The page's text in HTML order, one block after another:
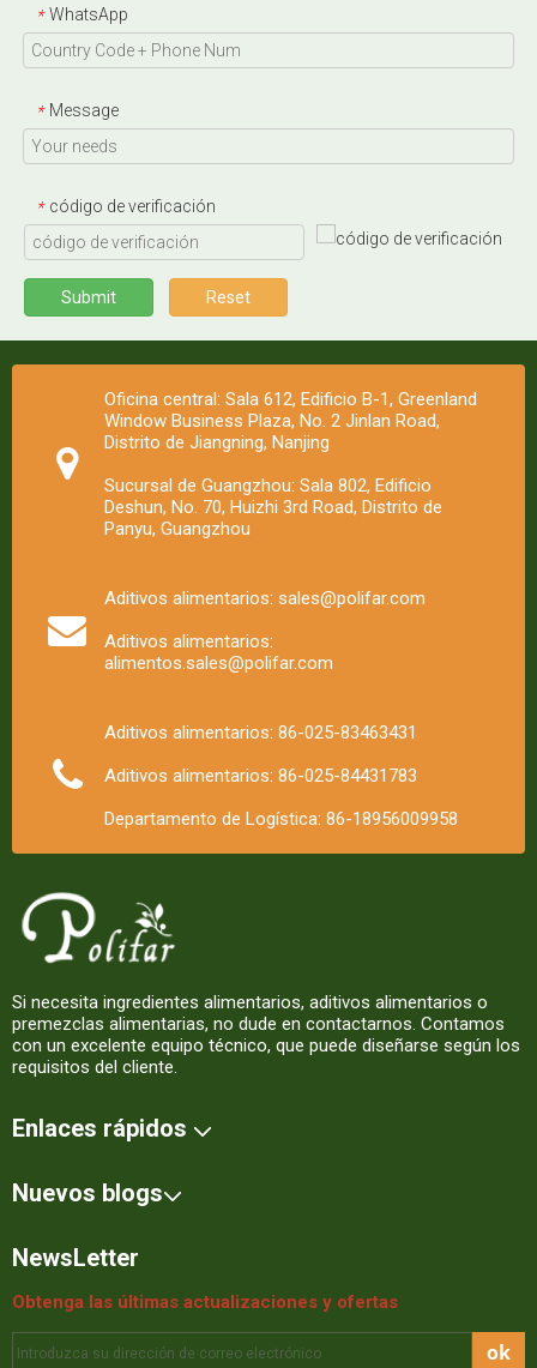
* WhatsApp
* Message
* código de verificación
Submit Reset
Oficina central: Sala 612, Edificio B-1, Greenland
Window Business Plaza, No. 2 Jinlan Road,
Distrito de Jiangning, Nanjing
Sucursal de Guangzhou: Sala 802, Edificio
Deshun, No. 70, Huizhi 3rd Road, Distrito de
Panyu, Guangzhou
Aditivos alimentarios: sales@polifar.com
Aditivos alimentarios:
alimentos.sales@polifar.com
Aditivos alimentarios: 86-025-83463431
Aditivos alimentarios: 86-025-84431783
Departamento de Logística: 86-18956009958
Si necesita ingredientes alimentarios, aditivos alimentarios o
premezclas alimentarias, no dude en contactarnos. Contamos
con un excelente equipo técnico, que puede diseñarse según los
requisitos del cliente.
Enlaces rápidos
Nuevos blogs
NewsLetter
Obtenga las últimas actualizaciones y ofertas
ok